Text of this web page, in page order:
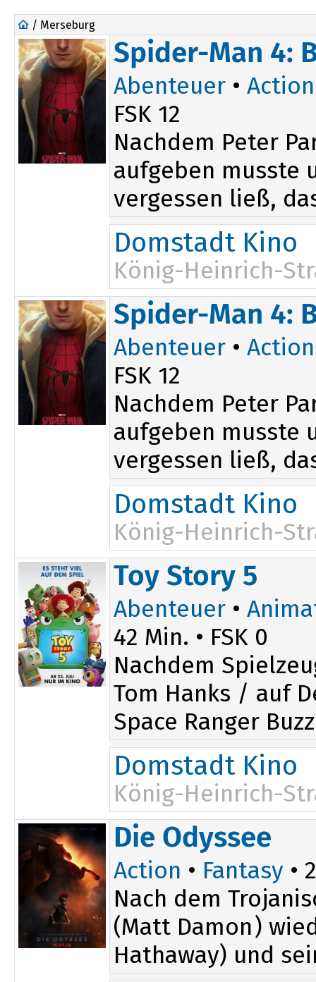
/ Merseburg
Spider-Man 4:
Abenteuer • Action
FSK 12
Nachdem Peter
aufgeben musste
vergessen ließ,
Domstadt Kino
König-Heinrich-
14:00
Spider-Man 4:
Abenteuer • Action
FSK 12
Nachdem Peter
aufgeben musste
vergessen ließ,
Domstadt Kino
König-Heinrich-
17:15
Toy Story 5
Abenteuer •
42 Min. • FSK 0
Nachdem
Tom Hanks / auf
Space Ranger
Domstadt Kino
König-Heinrich-
14:15
16:45
Die Odyssee
Action • Fantasy •
Nach dem
(Matt Damon)
Hathaway) und